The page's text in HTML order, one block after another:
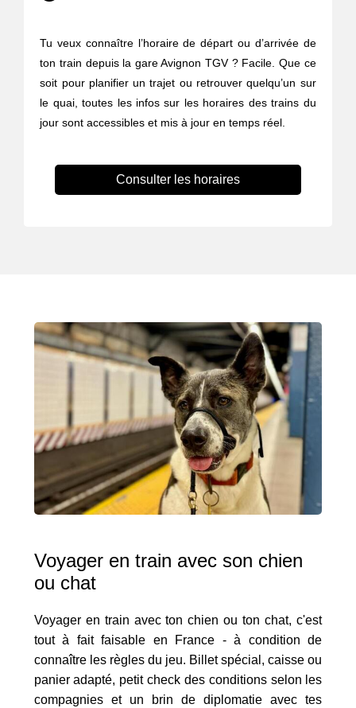
Tu veux connaître l’horaire de départ ou d’arrivée de
ton train depuis la gare Avignon TGV ? Facile. Que ce
soit pour planifier un trajet ou retrouver quelqu’un sur
le quai, toutes les infos sur les horaires des trains du
jour sont accessibles et mis à jour en temps réel.
Consulter les horaires
Voyager en train avec son chien
ou chat
Voyager en train avec ton chien ou ton chat, c'est
tout à fait faisable en France - à condition de
connaître les règles du jeu. Billet spécial, caisse ou
panier adapté, petit check des conditions selon les
compagnies et un brin de diplomatie avec tes